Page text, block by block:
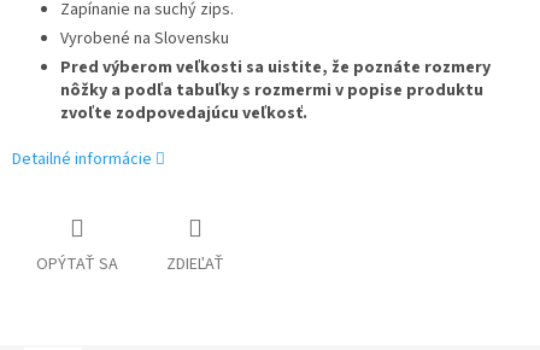
Zapínanie na suchý zips.
Vyrobené na Slovensku
Pred výberom veľkosti sa uistite, že poznáte rozmery
nôžky a podľa tabuľky s rozmermi v popise produktu
zvoľte zodpovedajúcu veľkosť.
Detailné informácie
OPÝTAŤ SA ZDIEĽAŤ